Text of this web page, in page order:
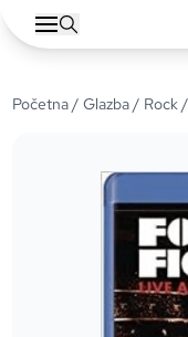
Početna/Glazba/ Rock